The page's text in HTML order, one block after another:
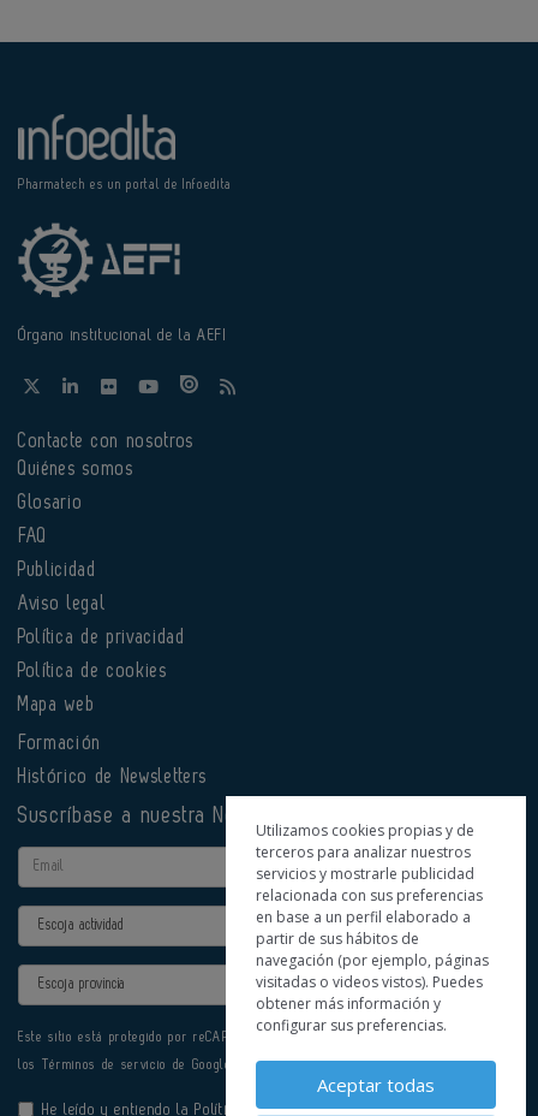
Pharmatech es un portal de Infoedita
Órgano institucional de la AEFI
Contacte con nosotros
Quiénes somos
Glosario
FAQ
Publicidad
Aviso legal
Política de privacidad
Política de cookies
Mapa web
Formación
Histórico de Newsletters
Suscríbase a nuestra Newsletter
Email
Actividad
Provincia
Este sitio está protegido por reCAPTCHA y se aplican la
los Términos de servicio de Google.
He leído y entiendo la Política de Privacidad
Utilizamos cookies propias y de
terceros para analizar nuestros
servicios y mostrarle publicidad
relacionada con sus preferencias
en base a un perfil elaborado a
partir de sus hábitos de
navegación (por ejemplo, páginas
visitadas o videos vistos). Puedes
obtener más información y
configurar sus preferencias.
Aceptar todas